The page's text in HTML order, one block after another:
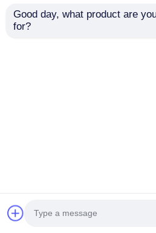
cina.Copyright © 2026
Good day, what product are
for?